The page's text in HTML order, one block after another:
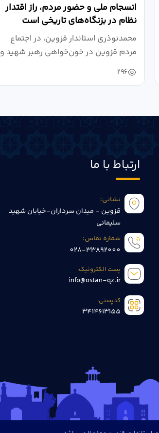
انسجام ملی و حضور مردم، راز اقتدار
نظام در بزنگاه‌های تاریخی است
محمدنوذری استاندار قزوین، در اجتماع
مردم قزوین در خون‌خواهی رهبر شهید و
حمایت...
296
ارتباط با ما
نشانی:
قزوین - میدان سرداران-خیابان شهید
سلیمانی
شماره تماس:
028-33892000
پست الکترونیک:
info@ostan-qz.ir
کدپستی:
3414613155